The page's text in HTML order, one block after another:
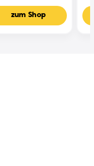
Lernspielzeug,
Mehrsprachige Version
zum Shop